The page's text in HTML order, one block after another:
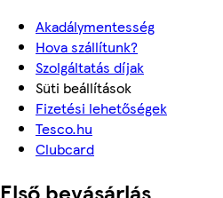
Akadálymentesség
Hova szállítunk?
Szolgáltatás díjak
Süti beállítások
Fizetési lehetőségek
Tesco.hu
Clubcard
Első bevásárlás